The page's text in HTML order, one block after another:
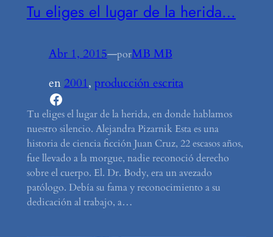
Tu eliges el lugar de la herida…
Abr 1, 2015—porMB MB
en2001, producción escrita
Facebook
Tu eliges el lugar de la herida, en donde hablamos
nuestro silencio. Alejandra Pizarnik Esta es una
historia de ciencia ficción Juan Cruz, 22 escasos años,
fue llevado a la morgue, nadie reconoció derecho
sobre el cuerpo. El. Dr. Body, era un avezado
patólogo. Debía su fama y reconocimiento a su
dedicación al trabajo, a…